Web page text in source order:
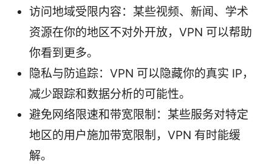
访问地域受限内容：某些视频、新闻、学术
资源在你的地区不对外开放，VPN 可以帮助
你看到更多。
隐私与防追踪：VPN 可以隐藏你的真实 IP，
减少跟踪和数据分析的可能性。
避免网络限速和带宽限制：某些服务对特定
地区的用户施加带宽限制，VPN 有时能缓
解。